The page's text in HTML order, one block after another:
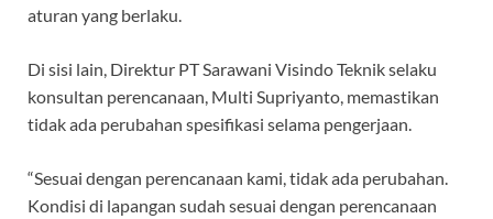
aturan yang berlaku.
Di sisi lain, Direktur PT Sarawani Visindo Teknik selaku
konsultan perencanaan, Multi Supriyanto, memastikan
tidak ada perubahan spesifikasi selama pengerjaan.
“Sesuai dengan perencanaan kami, tidak ada perubahan.
Kondisi di lapangan sudah sesuai dengan perencanaan